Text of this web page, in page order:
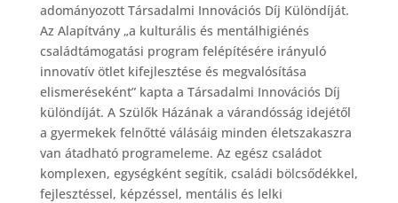
adományozott Társadalmi Innovációs Díj Különdíját.
Az Alapítvány „a kulturális és mentálhigiénés
családtámogatási program felépítésére irányuló
innovatív ötlet kifejlesztése és megvalósítása
elismeréseként” kapta a Társadalmi Innovációs Díj
különdíját. A Szülők Házának a várandósság idejétől
a gyermekek felnőtté válásáig minden életszakaszra
van átadható programeleme. Az egész családot
komplexen, egységként segítik, családi bölcsődékkel,
fejlesztéssel, képzéssel, mentális és lelki